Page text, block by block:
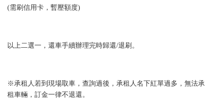
(需刷信用卡，暫壓額度)
以上二選一，還車手續辦理完時歸還/退刷。
※承租人若到現場取車，查詢過後，承租人名下紅單過多，無法承
租車輛，訂金一律不退還。